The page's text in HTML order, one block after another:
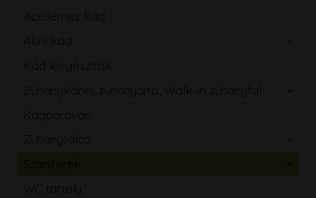
Acéllemez kád
Akril kád
Kád kiegészítők
Zuhanykabin, zuhanyajtó, Walk-in zuhanyfal
Kádparaván
Zuhanytálca
WC tartály